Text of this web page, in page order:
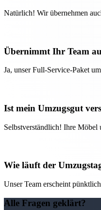
Natürlich! Wir übernehmen
Übernimmt Ihr Team
Ja, unser Full-Service-Paket
Ist mein Umzugsgut
Selbstverständlich! Ihre Möbel
Wie läuft der
Unser Team erscheint
Alle Fragen geklärt?